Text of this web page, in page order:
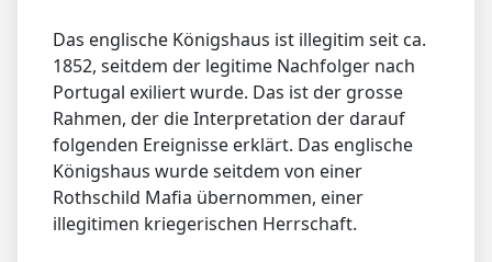
Das englische Königshaus ist illegitim seit ca.
1852, seitdem der legitime Nachfolger nach
Portugal exiliert wurde. Das ist der grosse
Rahmen, der die Interpretation der darauf
folgenden Ereignisse erklärt. Das englische
Königshaus wurde seitdem von einer
Rothschild Mafia übernommen, einer
illegitimen kriegerischen Herrschaft.